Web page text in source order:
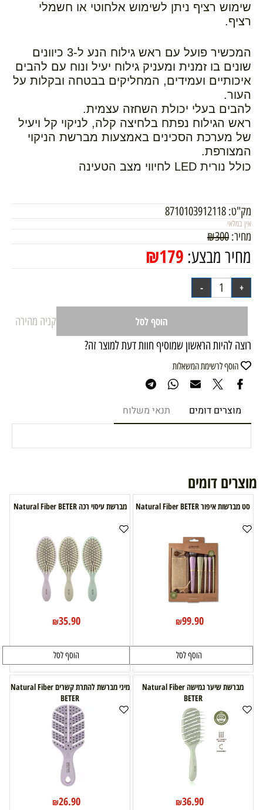
שימוש רציף ניתן לשימוש אלחוטי או חשמלי
רציף.
המכשיר פועל עם ראש גילוח הנע ל-3 כיוונים
שונים בו זמנית ומעניק גילוח יעיל ונוח עם להבים
איכותיים ועמידים, המחליקים בבטחה ובקלות על
העור.
להבים בעלי יכולת השחזה עצמית.
ראש הגילוח נפתח בלחיצה קלה, לניקוי קל ויעיל
של מערכת הסכינים באמצעות מברשת הניקוי
המצורפת.
כולל נורית LED לחיווי מצב הטעינה
מק"ט: 8710103912118
אין במלאי
מחיר: ₪300
מחיר מבצע: ₪179
הוסף לסל
קניה מהירה
רוצה להיות הראשון שמוסיף חוות דעת למוצר זה?
הוסף לרשימת המשאלות
מוצרים דומים תנאי משלוח
מוצרים דומים
סט מברשות איפור Natural Fiber BETER
₪99.90
הוסף לסל
מברשת עיסוי רכה Natural Fiber BETER
₪35.90
הוסף לסל
מברשת שיער גמישה Natural Fiber
BETER
₪36.90
מיני מברשת להתרת קשרים Natural Fiber
BETER
₪26.90